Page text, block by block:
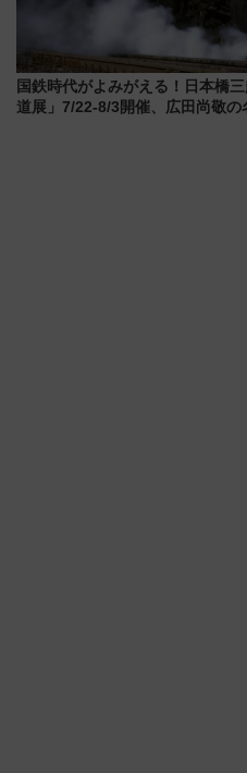
国鉄時代がよみがえる！日本橋
道展」7/22-8/3開催、広田尚敬